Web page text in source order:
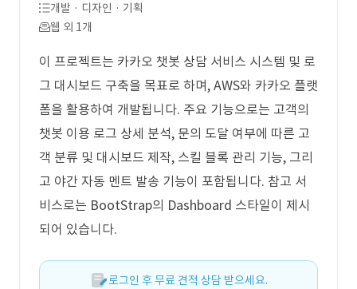
개발 · 디자인 · 기획
웹 외 1개
이 프로젝트는 카카오 챗봇 상담 서비스 시스템 및 로
그 대시보드 구축을 목표로 하며, AWS와 카카오 플랫
폼을 활용하여 개발됩니다. 주요 기능으로는 고객의
챗봇 이용 로그 상세 분석, 문의 도달 여부에 따른 고
객 분류 및 대시보드 제작, 스킬 블록 관리 기능, 그리
고 야간 자동 멘트 발송 기능이 포함됩니다. 참고 서
비스로는 BootStrap의 Dashboard 스타일이 제시
되어 있습니다.
로그인 후 무료 견적 상담 받으세요.